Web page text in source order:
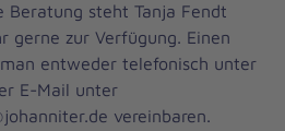
Beratung steht Tanja Fendt
gerne zur Verfügung. Einen
entweder telefonisch unter
E-Mail unter
vereinbaren.